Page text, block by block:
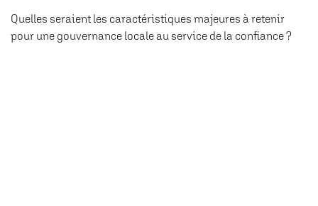
Quelles seraient les caractéristiques majeures à retenir
pour une gouvernance locale au service de la confiance ?